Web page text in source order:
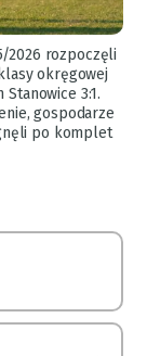
2026 rozpoczęli
okręgowej
3:1.
gospodarze
po komplet